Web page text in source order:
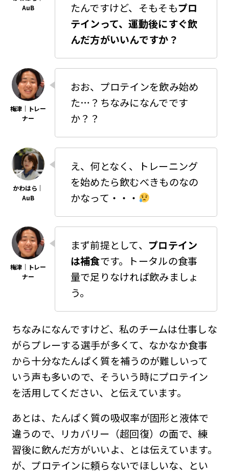
たんですけど、そもそもプロ
テインって、運動後にすぐ飲
んだ方がいいんですか？
おお、プロテインを飲み始め
た…？ちなみになんでです
か？？
え、何となく、トレーニング
を始めたら飲むべきものなの
かなって・・・
まず前提として、 プロテイン
は補食です。トータルの食事
量で足りなければ飲みましょ
う。
ちなみになんですけど、私のチームは仕事しな
がらプレーする選手が多くて、なかなか食事
から十分なたんぱく質を補うのが難しいって
いう声も多いので、そういう時にプロテイン
を活用してください、と伝えています。
あとは、たんぱく質の吸収率が固形と液体で
違うので、リカバリー（超回復）の面で、練
習後に飲んだ方がいいよ、とは伝えています。
が、プロテインに頼らないでほしいな、とい